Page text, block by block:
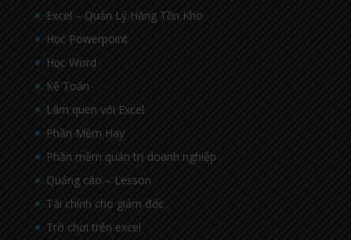
Excel – Quản Lý Hàng Tồn Kho
Học Powerpoint
Học Word
Kế Toán
Làm quen với Excel
Phần Mềm Hay
Phần mềm quản trị doanh nghiệp
Quảng cáo – Lesson
Tài chính cho giám đốc
Trò chơi trên excel